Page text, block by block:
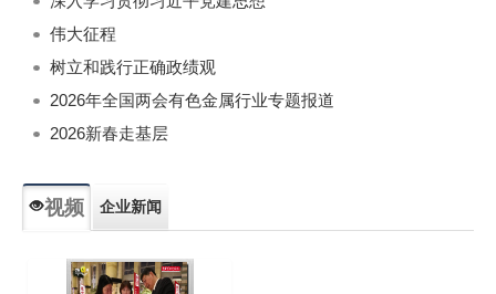
伟大征程
树立和践行正确政绩观
2026年全国两会有色金属行业专题报道
2026新春走基层
视频 企业新闻